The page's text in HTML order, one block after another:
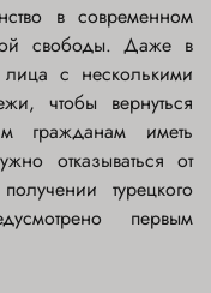
в современном
свободы. Даже в
с несколькими
чтобы вернуться
гражданам иметь
отказываться от
турецкого
первым